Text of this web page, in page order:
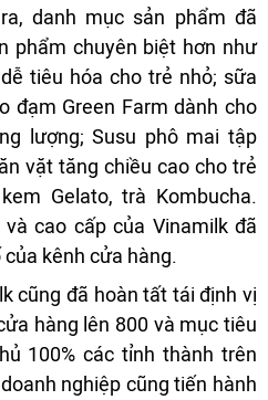
danh mục sản phẩm đã
phẩm chuyên biệt hơn như
tiêu hóa cho trẻ nhỏ; sữa
đạm Green Farm dành cho
lượng; Susu phô mai tập
vặt tăng chiều cao cho trẻ
Gelato, trà Kombucha.
cao cấp của Vinamilk đã
kênh cửa hàng.
cũng đã hoàn tất tái định vị
hàng lên 800 và mục tiêu
100% các tỉnh thành trên
nghiệp cũng tiến hành